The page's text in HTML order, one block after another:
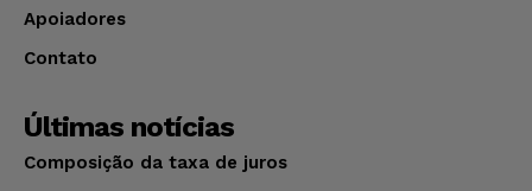
Apoiadores
Contato
Últimas notícias
Composição da taxa de juros